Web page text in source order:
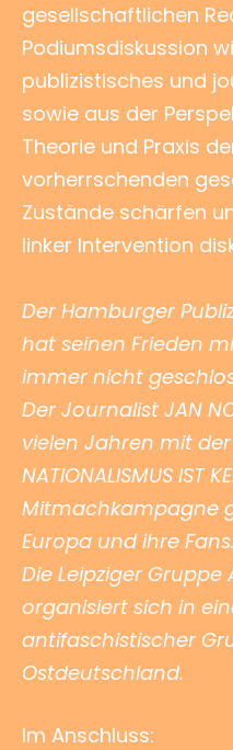
gesellschaftlichen
Podiumsdiskussion
publizistisches und
sowie aus der
Theorie und Praxis
vorherrschenden
Zustände schärfen
linker Intervention
Der Hamburger
hat seinen Frieden
immer nicht
Der Journalist JAN
vielen Jahren mit
NATIONALISMUS IST
Mitmachkampagne
Europa und ihre Fans.
Die Leipziger Gruppe
organisiert sich in
antifaschistischer
Ostdeutschland.
Im Anschluss: